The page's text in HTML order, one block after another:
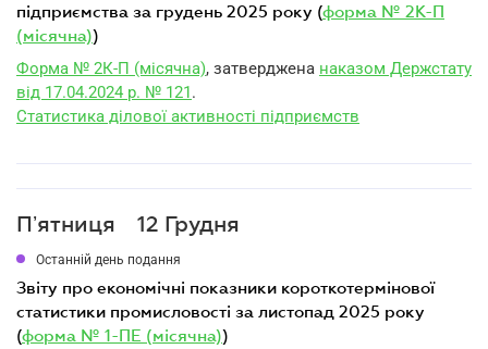
підприємства за грудень 2025 року (форма № 2К-П
(місячна))
Форма № 2К-П (місячна), затверджена наказом Держстату
від 17.04.2024 р. № 121.
Статистика ділової активності підприємств
Пʼятниця 12 Грудня
Останній день подання
звіту про економічні показники короткотермінової
статистики промисловості за листопад 2025 року
(форма № 1-ПЕ (місячна))